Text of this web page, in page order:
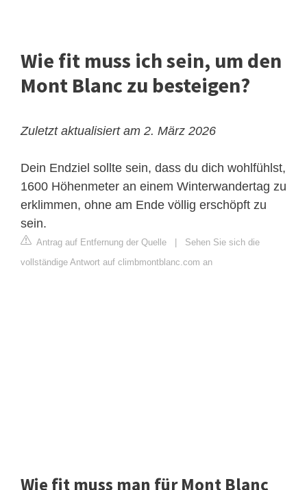
Wie fit muss ich sein, um den
Mont Blanc zu besteigen?
Zuletzt aktualisiert am 2. März 2026
Dein Endziel sollte sein, dass du dich wohlfühlst,
1600 Höhenmeter an einem Winterwandertag zu
erklimmen, ohne am Ende völlig erschöpft zu
sein.
Antrag auf Entfernung der Quelle
Sehen Sie sich die
vollständige Antwort auf climbmontblanc.com an
Wie fit muss man für Mont Blanc